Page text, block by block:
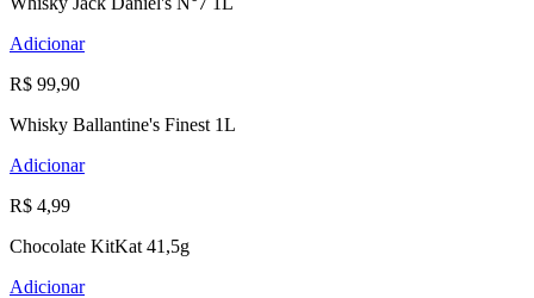
Adicionar
R$ 99,90
Whisky Ballantine's Finest 1L
Adicionar
R$ 4,99
Chocolate KitKat 41,5g
Adicionar